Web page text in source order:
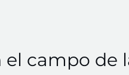
el campo de